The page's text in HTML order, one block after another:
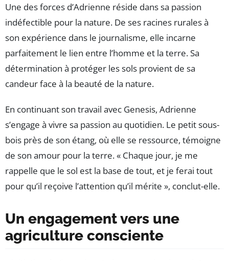
Une des forces d’Adrienne réside dans sa passion
indéfectible pour la nature. De ses racines rurales à
son expérience dans le journalisme, elle incarne
parfaitement le lien entre l’homme et la terre. Sa
détermination à protéger les sols provient de sa
candeur face à la beauté de la nature.
En continuant son travail avec Genesis, Adrienne
s’engage à vivre sa passion au quotidien. Le petit sous-
bois près de son étang, où elle se ressource, témoigne
de son amour pour la terre. « Chaque jour, je me
rappelle que le sol est la base de tout, et je ferai tout
pour qu’il reçoive l’attention qu’il mérite », conclut-elle.
Un engagement vers une
agriculture consciente